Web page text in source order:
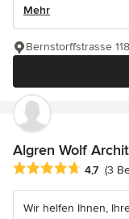
Mehr
Bernstorffstrasse
Algren Wolf
Durchschnittliche
4,7 (3
Wir helfen Ihnen,